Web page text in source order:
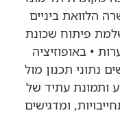
ביניים
שכונת
באופוזיציה
תכנון מול
עתיד של
ומדגישים